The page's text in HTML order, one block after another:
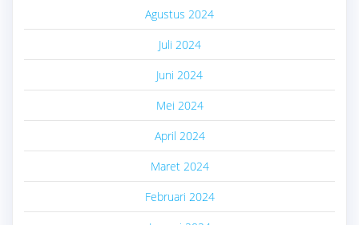
Agustus 2024
Juli 2024
Juni 2024
Mei 2024
April 2024
Maret 2024
Februari 2024